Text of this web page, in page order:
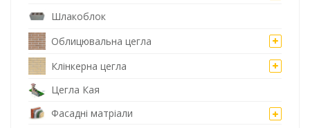
Шлакоблок
Облицювальна цегла
Клінкерна цегла
Цегла Кая
Фасадні матріали